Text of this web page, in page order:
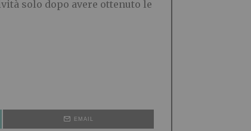
solo dopo avere ottenuto le
EMAIL